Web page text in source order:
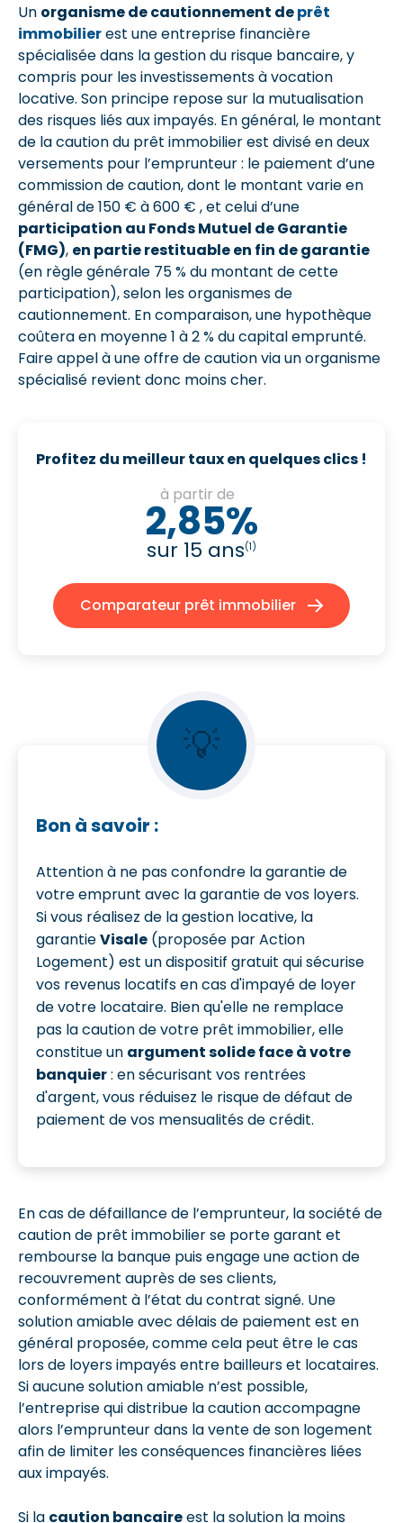
Un organisme de cautionnement deprêt
immobilierest une entreprise financière
spécialisée dans la gestion du risque bancaire, y
compris pour les investissements à vocation
locative. Son principe repose sur la mutualisation
des risques liés aux impayés. En général, le montant
de la caution du prêt immobilier est divisé en deux
versements pour l’emprunteur : le paiement d’une
commission de caution, dont le montant varie en
général de 150 € à 600 € , et celui d’une
participation au Fonds Mutuel de Garantie
(FMG), en partie restituable en fin de garantie
(en règle générale 75 % du montant de cette
participation), selon les organismes de
cautionnement. En comparaison, une hypothèque
coûtera en moyenne 1 à 2 % du capital emprunté.
Faire appel à une offre de caution via un organisme
spécialisé revient donc moins cher.
Profitez du meilleur taux en quelques clics !
à partir de
2,85%
sur 15 ans(1)
Comparateur prêt immobilier
💡
Bon à savoir :
Attention à ne pas confondre la garantie de
votre emprunt avec la garantie de vos loyers.
Si vous réalisez de la gestion locative, la
garantieVisale (proposée par Action
Logement) est un dispositif gratuit qui sécurise
vos revenus locatifs en cas d'impayé de loyer
de votre locataire. Bien qu'elle ne remplace
pas la caution de votre prêt immobilier, elle
constitue un argument solide face à votre
banquier: en sécurisant vos rentrées
d'argent, vous réduisez le risque de défaut de
paiement de vos mensualités de crédit.
En cas de défaillance de l’emprunteur, la société de
caution de prêt immobilier se porte garant et
rembourse la banque puis engage une action de
recouvrement auprès de ses clients,
conformément à l’état du contrat signé. Une
solution amiable avec délais de paiement est en
général proposée, comme cela peut être le cas
lors de loyers impayés entre bailleurs et locataires.
Si aucune solution amiable n’est possible,
l’entreprise qui distribue la caution accompagne
alors l’emprunteur dans la vente de son logement
afin de limiter les conséquences financières liées
aux impayés.
Si la caution bancaireest la solution la moins